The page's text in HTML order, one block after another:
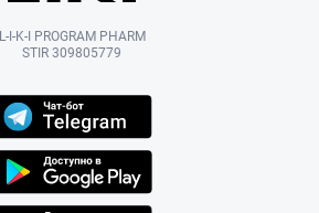
L-I-K-I PROGRAM PHARM
STIR 309805779